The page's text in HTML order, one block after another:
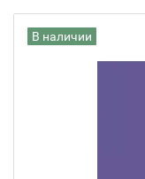
В наличии